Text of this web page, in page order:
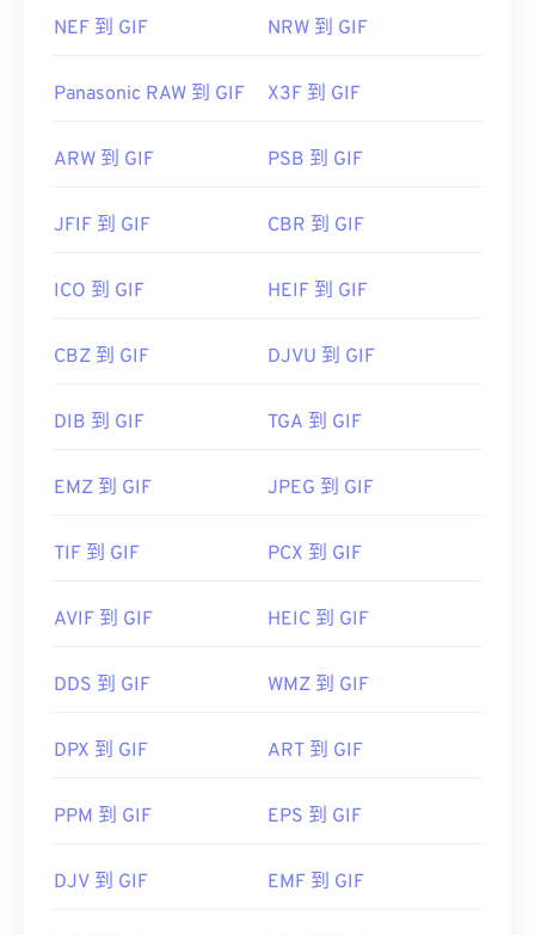
NEF 到 GIF NRW 到 GIF
Panasonic RAW 到 GIF X3F 到 GIF
ARW 到 GIF PSB 到 GIF
JFIF 到 GIF CBR 到 GIF
ICO 到 GIF HEIF 到 GIF
CBZ 到 GIF DJVU 到 GIF
DIB 到 GIF TGA 到 GIF
EMZ 到 GIF JPEG 到 GIF
TIF 到 GIF PCX 到 GIF
AVIF 到 GIF HEIC 到 GIF
DDS 到 GIF WMZ 到 GIF
DPX 到 GIF ART 到 GIF
PPM 到 GIF EPS 到 GIF
DJV 到 GIF EMF 到 GIF